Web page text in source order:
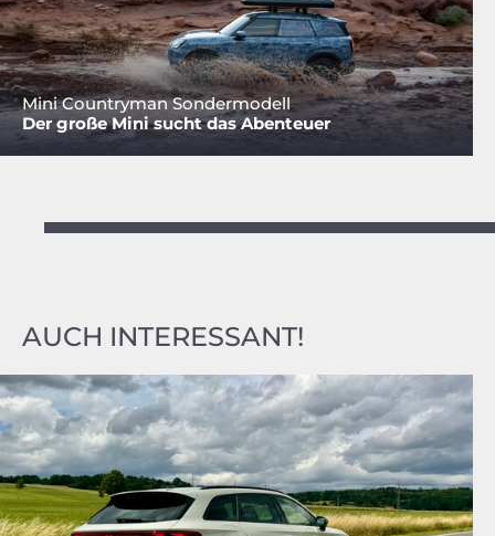
Mini Countryman Sondermodell
Der große Mini sucht das Abenteuer
AUCH INTERESSANT!